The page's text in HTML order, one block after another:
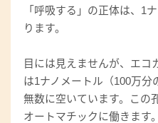
「呼吸する」の正体は、1
ります。
目には見えませんが、エコ
は1ナノメートル（100万分
無数に空いています。この
オートマチックに働きます。